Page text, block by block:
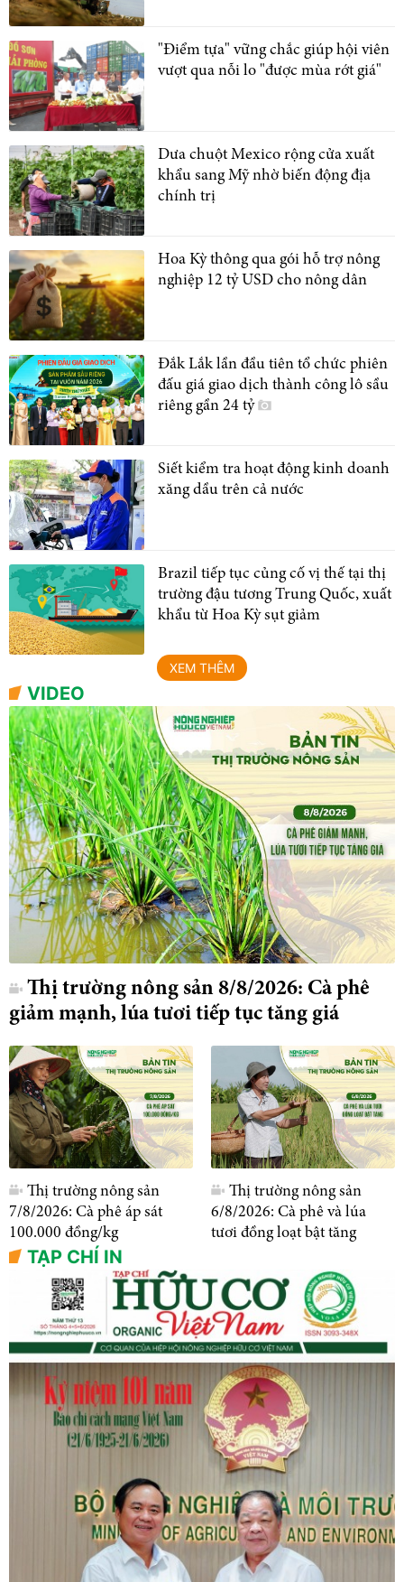
"Điểm tựa" vững chắc giúp hội viên
vượt qua nỗi lo "được mùa rớt giá"
Dưa chuột Mexico rộng cửa xuất
khẩu sang Mỹ nhờ biến động địa
chính trị
Hoa Kỳ thông qua gói hỗ trợ nông
nghiệp 12 tỷ USD cho nông dân
Đắk Lắk lần đầu tiên tổ chức phiên
đấu giá giao dịch thành công lô sầu
riêng gần 24 tỷ
Siết kiểm tra hoạt động kinh doanh
xăng dầu trên cả nước
Brazil tiếp tục củng cố vị thế tại thị
trường đậu tương Trung Quốc, xuất
khẩu từ Hoa Kỳ sụt giảm
XEM THÊM
VIDEO
Thị trường nông sản 8/8/2026: Cà phê
giảm mạnh, lúa tươi tiếp tục tăng giá
Thị trường nông sản
7/8/2026: Cà phê áp sát
100.000 đồng/kg
Thị trường nông sản
6/8/2026: Cà phê và lúa
tươi đồng loạt bật tăng
TẠP CHÍ IN